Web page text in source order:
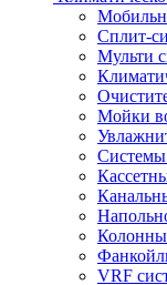
Сплит-
Мульти
Мойки
Системы
VRF